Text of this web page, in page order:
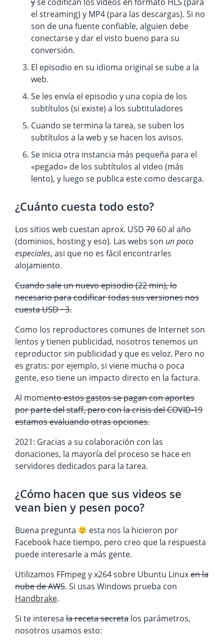
el streaming) y MP4 (para las descargas). Si no
son de una fuente confiable, alguien debe
conectarse y dar el visto bueno para su
conversión.
El episodio en su idioma original se sube a la
web.
Se les envía el episodio y una copia de los
subtítulos (si existe) a los subtituladores
Cuando se termina la tarea, se suben los
subtítulos a la web y se hacen los avisos.
Se inicia otra instancia más pequeña para el
«pegado» de los subtítulos al video (más
lento), y luego se publica este como descarga.
¿Cuánto cuesta todo esto?
Los sitios web cuestan aprox. USD 70 60 al año
(dominios, hosting y eso). Las webs son un poco
especiales, asi que no es fácil encontrarles
alojamiento.
Cuando sale un nuevo episodio (22 min), lo
necesario para codificar todas sus versiones nos
cuesta USD ~3.
Como los reproductores comunes de Internet son
lentos y tienen publicidad, nosotros tenemos un
reproductor sin publicidad y que es veloz. Pero no
es gratis: por ejemplo, si viene mucha o poca
gente, eso tiene un impacto directo en la factura.
Al momento estos gastos se pagan con aportes
por parte del staff, pero con la crisis del COVID-19
estamos evaluando otras opciones.
2021: Gracias a su colaboración con las
donaciones, la mayoría del proceso se hace en
servidores dedicados para la tarea.
¿Cómo hacen que sus videos se
vean bien y pesen poco?
Buena pregunta
esta nos la hicieron por
Facebook hace tiempo, pero creo que la respuesta
puede interesarle a más gente.
Utilizamos FFmpeg y x264 sobre Ubuntu Linuxen la
nube de AWS. Si usas Windows prueba con
Handbrake.
Si te interesa la receta secreta los parámetros,
nosotros usamos esto: